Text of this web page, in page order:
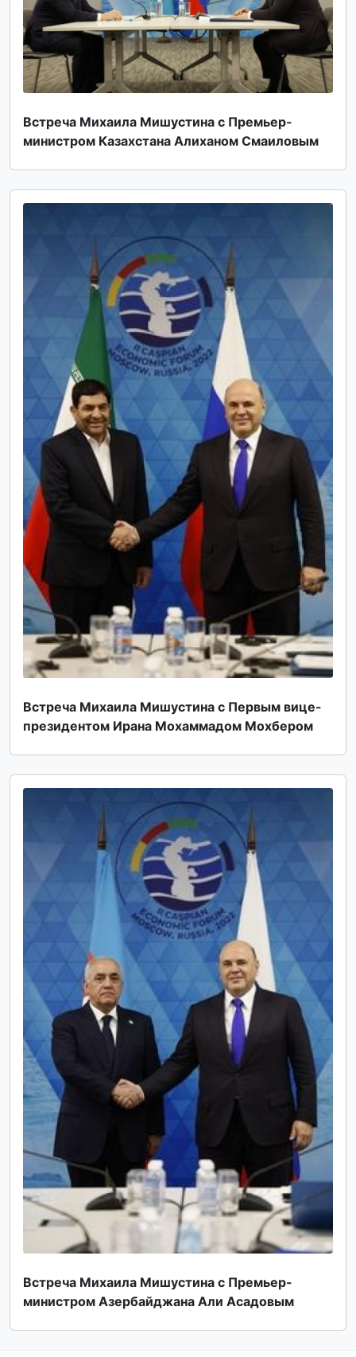
Встреча Михаила Мишустина с Премьер-
министром Казахстана Алиханом Смаиловым
Встреча Михаила Мишустина с Первым вице-
президентом Ирана Мохаммадом Мохбером
Встреча Михаила Мишустина с Премьер-
министром Азербайджана Али Асадовым